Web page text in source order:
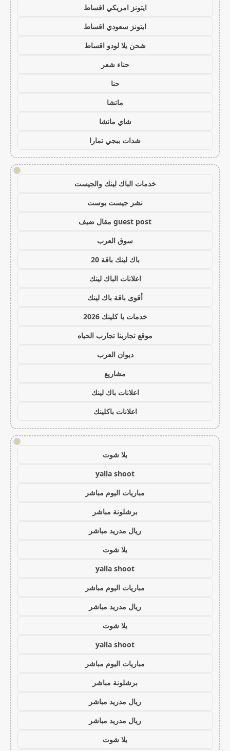
ايتونز امريكي اقساط
ايتونز سعودي اقساط
شحن يلا لودو اقساط
حناء شعر
حنا
ماتشا
شاي ماتشا
شدات ببجي تمارا
!
خدمات الباك لينك والجيست
نشر جيست بوست
guest post مقال ضيف
سوق العرب
باك لينك باقة 20
اعلانات الباك لينك
أقوى باقة باك لينك
خدمات با كلينك 2026
موقع تجاربنا تجارب الحياه
ديوان العرب
مشاريع
اعلانات باك لينك
اعلانات باكلينك
!
يلا شوت
yalla shoot
مباريات اليوم مباشر
برشلونة مباشر
ريال مدريد مباشر
يلا شوت
yalla shoot
مباريات اليوم مباشر
ريال مدريد مباشر
يلا شوت
yalla shoot
مباريات اليوم مباشر
برشلونة مباشر
ريال مدريد مباشر
ريال مدريد مباشر
يلا شوت